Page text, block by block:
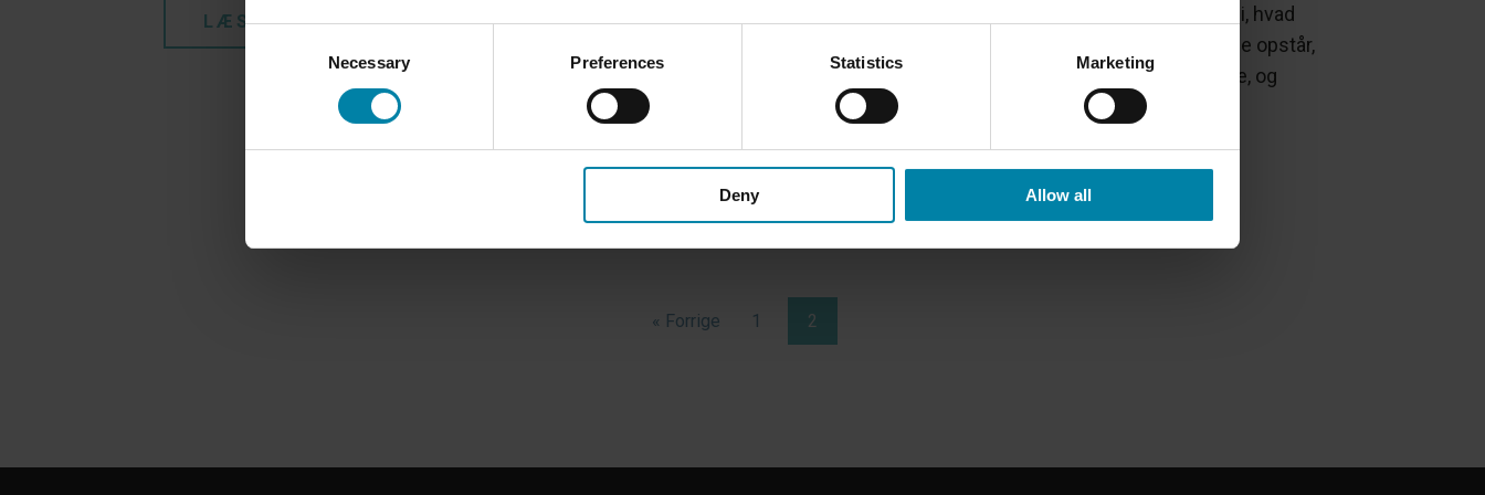
Necessary Preferences Statistics Marketing
Deny Allow all
LÆS MERE
leasingperioden.
I dette blogindlæg dykker vi ned i, hvad
skader på kantsten er, hvordan de opstår,
hvilke konsekvenser de kan have, og
hvordan du kan undgå dem.
LÆS MERE
« Forrige 1 2